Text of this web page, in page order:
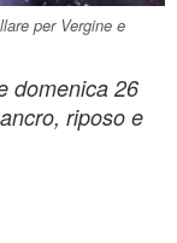
per Vergine e
domenica 26
riposo e